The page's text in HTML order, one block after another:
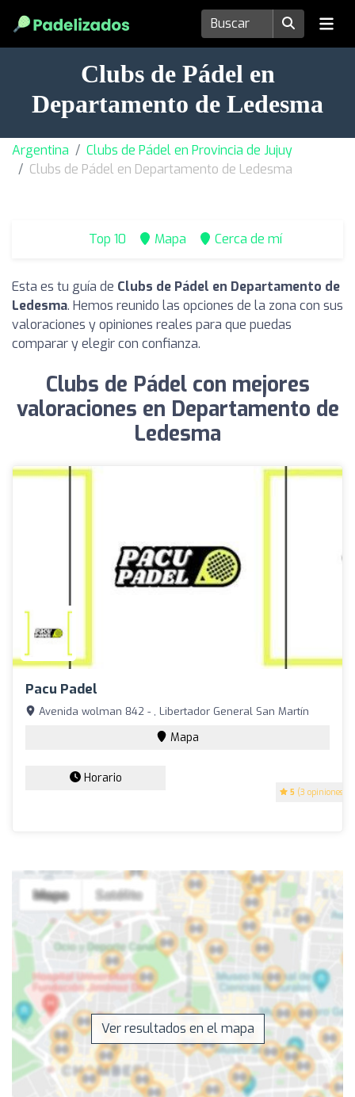
Clubs de Pádel en
Departamento de Ledesma
Argentina
Clubs de Pádel en Provincia de Jujuy
Clubs de Pádel en Departamento de Ledesma
Top 10 Mapa Cerca de mí
Esta es tu guía de Clubs de Pádel en Departamento de
Ledesma. Hemos reunido las opciones de la zona con sus
valoraciones y opiniones reales para que puedas
comparar y elegir con confianza.
Clubs de Pádel con mejores
valoraciones en Departamento de
Ledesma
Pacu Padel
5 (3 opiniones)
Avenida wolman 842 - , Libertador General San Martín
Mapa
Horario
Ver resultados en el mapa